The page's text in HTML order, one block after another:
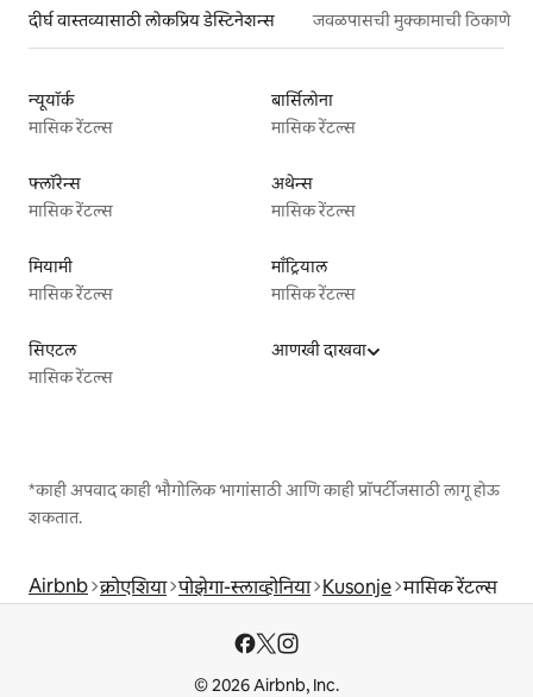
दीर्घ वास्तव्यासाठी लोकप्रिय डेस्टिनेशन्स जवळपासची मुक्कामाची ठिकाणे
न्यूयॉर्क
मासिक रेंटल्स
बार्सिलोना
मासिक रेंटल्स
फ्लॉरेन्स
मासिक रेंटल्स
अथेन्स
मासिक रेंटल्स
मियामी
मासिक रेंटल्स
माँट्रियाल
मासिक रेंटल्स
सिएटल
मासिक रेंटल्स
आणखी दाखवा
*काही अपवाद काही भौगोलिक भागांसाठी आणि काही प्रॉपर्टीजसाठी लागू होऊ
शकतात.
Airbnb क्रोएशिया पोझेगा-स्लाव्होनिया Kusonje मासिक रेंटल्स
© 2026 Airbnb, Inc.